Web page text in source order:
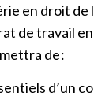
en droit de
de travail
de :
d’un